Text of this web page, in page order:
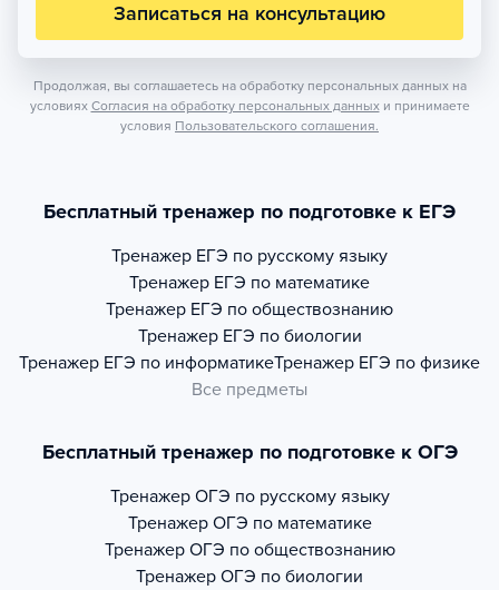
Записаться на консультацию
Продолжая, вы соглашаетесь на обработку персональных данных на
условиях Согласия на обработку персональных данных и принимаете
условия Пользовательского соглашения.
Бесплатный тренажер по подготовке к ЕГЭ
Тренажер ЕГЭ по русскому языку
Тренажер ЕГЭ по математике
Тренажер ЕГЭ по обществознанию
Тренажер ЕГЭ по биологии
Тренажер ЕГЭ по информатикеТренажер ЕГЭ по физике
Все предметы
Бесплатный тренажер по подготовке к ОГЭ
Тренажер ОГЭ по русскому языку
Тренажер ОГЭ по математике
Тренажер ОГЭ по обществознанию
Тренажер ОГЭ по биологии